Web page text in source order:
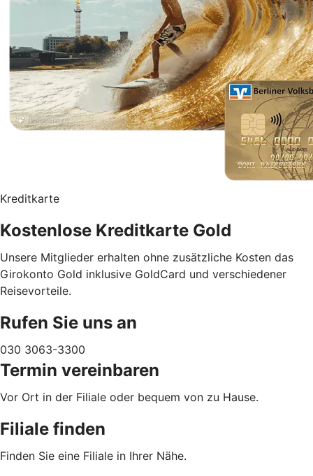
Kreditkarte
Kostenlose Kreditkarte Gold
Unsere Mitglieder erhalten ohne zusätzliche Kosten das
Girokonto Gold inklusive GoldCard und verschiedener
Reisevorteile.
Rufen Sie uns an
030 3063-3300
Termin vereinbaren
Vor Ort in der Filiale oder bequem von zu Hause.
Filiale finden
Finden Sie eine Filiale in Ihrer Nähe.